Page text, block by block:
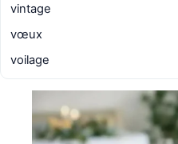
vintage
vœux
voilage